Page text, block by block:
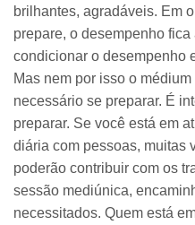
brilhantes, agradáveis. Em
prepare, o desempenho
condicionar o desempenho
Mas nem por isso o
necessário se preparar. É
preparar. Se você está em
diária com pessoas, muitas
poderão contribuir com os
sessão mediúnica,
necessitados. Quem está